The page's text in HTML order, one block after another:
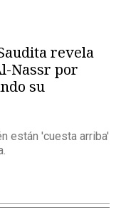
revela
Nassr por
su
están 'cuesta arriba'